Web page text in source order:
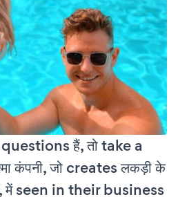
हैं, तो take a
कंपनी, जो creates लकड़ी के
है, में seen in their business